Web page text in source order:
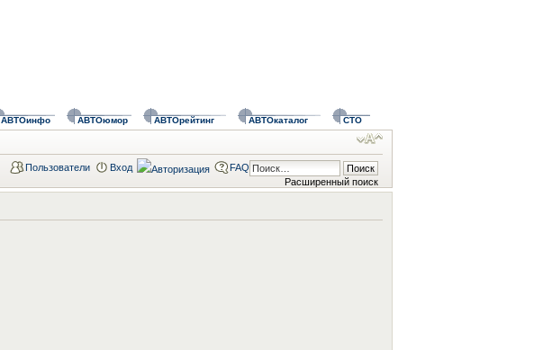
АВТОинфо АВТОюмор АВТОрейтинг АВТОкаталог СТО
Расширенный поиск
Пользователи Вход FAQ